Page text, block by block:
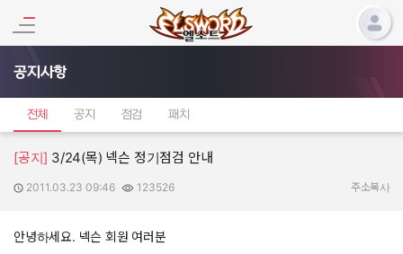
공지사항
전체 공지 점검 패치
[공지] 3/24(목) 넥슨 정기점검 안내
작성일:
2011.03.23 09:46
조회수: 123526 주소복사
안녕하세요. 넥슨 회원 여러분